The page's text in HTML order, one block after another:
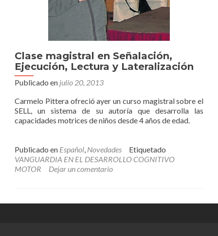
Clase magistral en Señalación,
Ejecución, Lectura y Lateralización
Publicado en julio 20, 2013
Carmelo Pittera ofreció ayer un curso magistral sobre el
SELL, un sistema de su autoría que desarrolla las
capacidades motrices de niños desde 4 años de edad.
Publicado en Español Novedades
Etiquetado
VANGUARDIA EN EL DESARROLLO COGNITIVO
MOTOR
Dejar un comentario